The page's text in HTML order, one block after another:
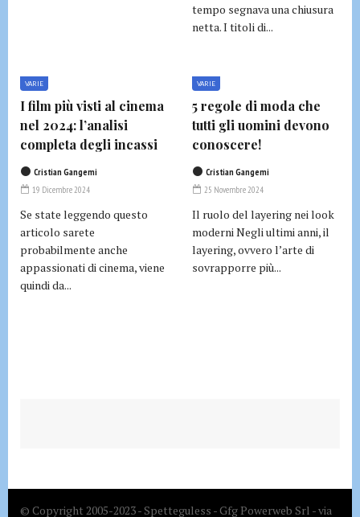
tempo segnava una chiusura
netta. I titoli di...
VARIE
I film più visti al cinema
nel 2024: l’analisi
completa degli incassi
Cristian Gangemi
19 Dicembre 2024
Se state leggendo questo
articolo sarete
probabilmente anche
appassionati di cinema, viene
quindi da...
VARIE
5 regole di moda che
tutti gli uomini devono
conoscere!
Cristian Gangemi
25 Novembre 2024
Il ruolo del layering nei look
moderni Negli ultimi anni, il
layering, ovvero l’arte di
sovrapporre più...
© Copyright 2005-2023 - Spetteguless - Gfg Powerweb Srl - via